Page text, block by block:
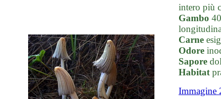
intero più
Gambo
Carne
Odore
Sapore
Habitat
Immagine